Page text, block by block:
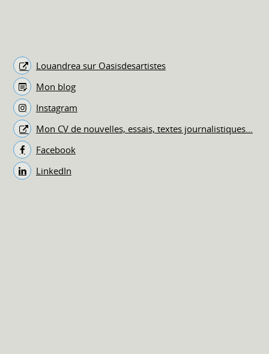
Louandrea sur Oasisdesartistes
Mon blog
Instagram
Mon CV de nouvelles, essais, textes journalistiques...
Facebook
LinkedIn